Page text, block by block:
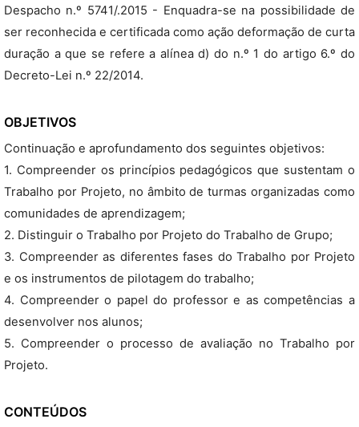
Despacho n.º 5741/.2015 - Enquadra-se na possibilidade de
ser reconhecida e certificada como ação deformação de curta
duração a que se refere a alínea d) do n.º 1 do artigo 6.º do
Decreto-Lei n.º 22/2014.
OBJETIVOS
Continuação e aprofundamento dos seguintes objetivos:
1. Compreender os princípios pedagógicos que sustentam o
Trabalho por Projeto, no âmbito de turmas organizadas como
comunidades de aprendizagem;
2. Distinguir o Trabalho por Projeto do Trabalho de Grupo;
3. Compreender as diferentes fases do Trabalho por Projeto
e os instrumentos de pilotagem do trabalho;
4. Compreender o papel do professor e as competências a
desenvolver nos alunos;
5. Compreender o processo de avaliação no Trabalho por
Projeto.
CONTEÚDOS